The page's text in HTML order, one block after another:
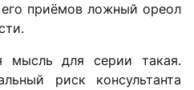
приёмов ложный ореол
мысль для серии такая.
риск консультанта